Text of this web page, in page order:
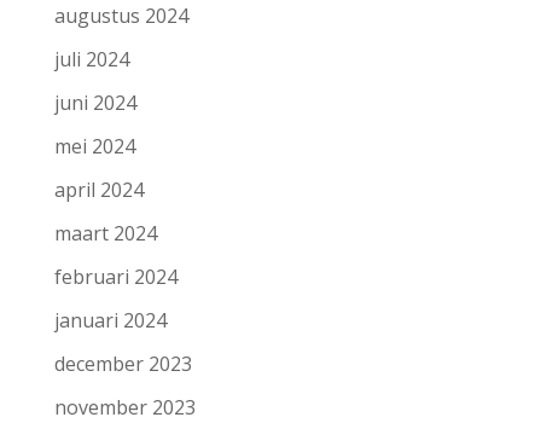
augustus 2024
juli 2024
juni 2024
mei 2024
april 2024
maart 2024
februari 2024
januari 2024
december 2023
november 2023